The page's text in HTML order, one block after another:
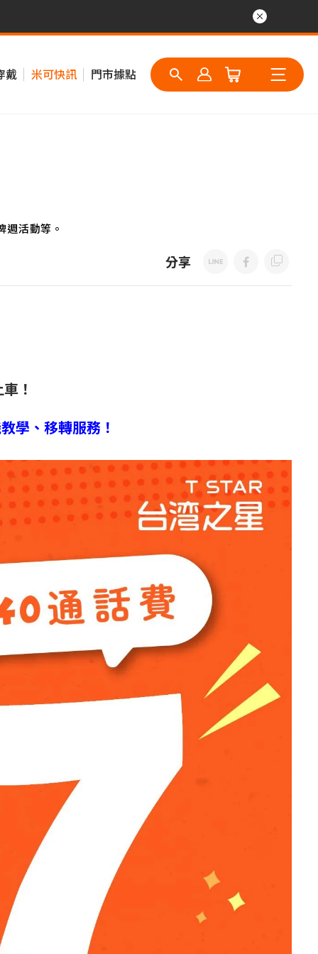
戴 米可快訊 門市據點
活動等。
分享
！
學、移轉服務！